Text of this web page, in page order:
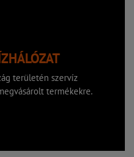
területén szervíz
termékekre.